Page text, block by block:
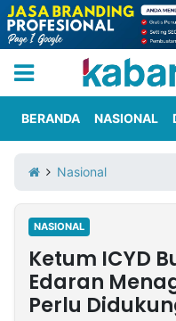
Iklan
Berita
Kami
Nasional
International
Olahraga
Entertainment
Daerah
Pariwisata
Kuliner
Kolom
BERANDA NASIONAL
Nasional
NASIONAL
Ketum ICYD
Edaran
Perlu